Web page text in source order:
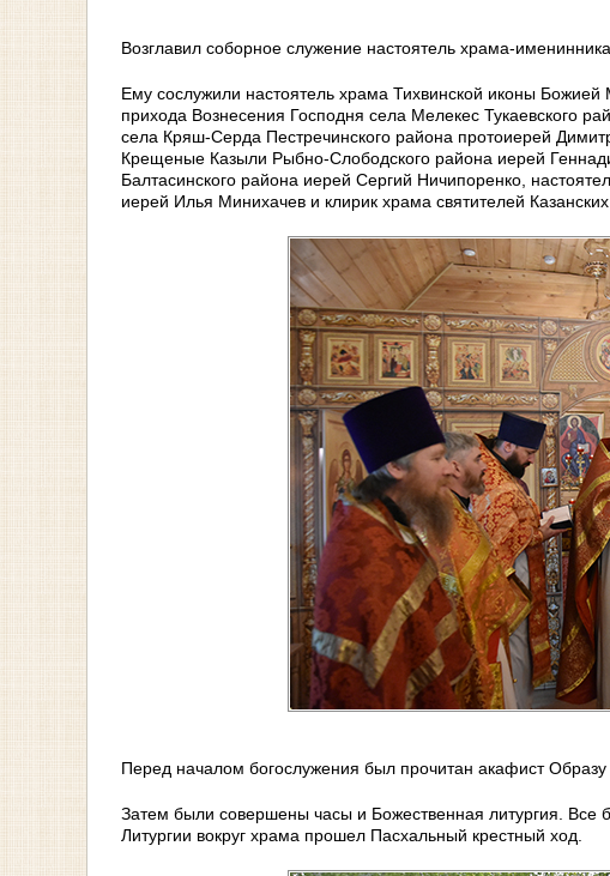
Возглавил соборное служение настоятель храма-
Ему сослужили настоятель храма Тихвинской иконы
прихода Вознесения Господня села Мелекес Тукаевского
села Кряш-Серда Пестречинского района протоиерей
Крещеные Казыли Рыбно-Слободского района иерей
Балтасинского района иерей Сергий Ничипоренко,
иерей Илья Минихачев и клирик храма святителей
Перед началом богослужения был прочитан акафист
Затем были совершены часы и Божественная литургия.
Литургии вокруг храма прошел Пасхальный крестный ход.